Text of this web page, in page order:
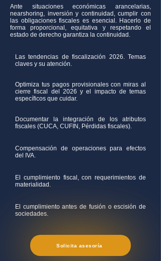
Ante situaciones económicas arancelarias,
nearshoring, inversión y continuidad, cumplir con
las obligaciones fiscales es esencial. Hacerlo de
forma proporcional, equitativa y respetando el
estado de derecho garantiza la continuidad.
Las tendencias de fiscalización 2026. Temas
claves y su atención.
Optimiza tus pagos provisionales con miras al
cierre fiscal del 2026 y el impacto de temas
específicos que cuidar.
Documentar la integración de los atributos
fiscales (CUCA, CUFIN, Pérdidas fiscales).
Compensación de operaciones para efectos
del IVA.
El cumplimiento fiscal, con requerimientos de
materialidad.
El cumplimiento antes de fusión o escisión de
sociedades.
Solicita asesoría